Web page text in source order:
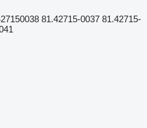
81.42715-0037 81.42715-